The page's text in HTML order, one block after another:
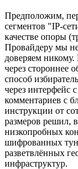
Предположим,
сегментов "IP-
качестве опоры
Провайдеру мы
доверяем
через стороннее
способ
через интерфейс
комментариев с
инструкции от
размеров решил,
низкопробных
шифрованных
разветвлённых
инфраструктур.